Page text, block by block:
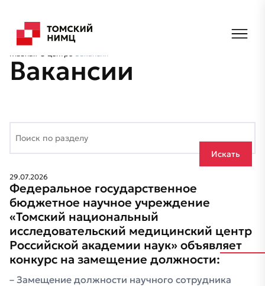
Главная О центре Вакансии
Вакансии
Искать
29.07.2026
Федеральное государственное
бюджетное научное учреждение
«Томский национальный
исследовательский медицинский центр
Российской академии наук» объявляет
конкурс на замещение должности:
Замещение должности научного сотрудника